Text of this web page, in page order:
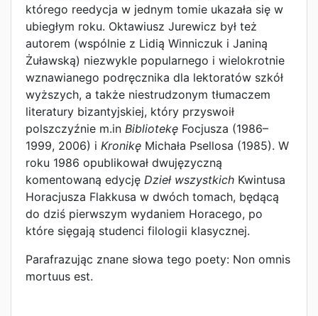
którego reedycja w jednym tomie ukazała się w
ubiegłym roku. Oktawiusz Jurewicz był też
autorem (wspólnie z Lidią Winniczuk i Janiną
Żuławską) niezwykle popularnego i wielokrotnie
wznawianego podręcznika dla lektoratów szkół
wyższych, a także niestrudzonym tłumaczem
literatury bizantyjskiej, który przyswoił
polszczyźnie m.in Bibliotekę Focjusza (1986–
1999, 2006) i Kronikę Michała Psellosa (1985). W
roku 1986 opublikował dwujęzyczną
komentowaną edycję Dzieł wszystkich Kwintusa
Horacjusza Flakkusa w dwóch tomach, będącą
do dziś pierwszym wydaniem Horacego, po
które sięgają studenci filologii klasycznej.
Parafrazując znane słowa tego poety: Non omnis
mortuus est.